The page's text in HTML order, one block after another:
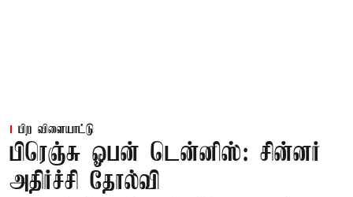
பிற விளையாட்டு
பிரெஞ்சு ஓபன் டென்னிஸ்: சின்னர்
அதிர்ச்சி தோல்வி